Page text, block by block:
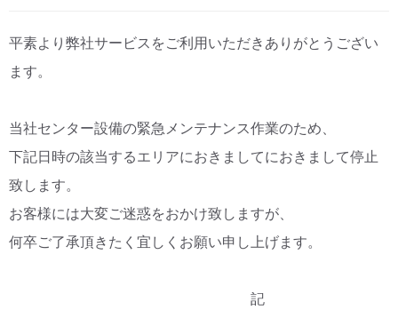
平素より弊社サービスをご利用いただきありがとうござい
ます。
当社センター設備の緊急メンテナンス作業のため、
下記日時の該当するエリアにおきましてにおきまして停止
致します。
お客様には大変ご迷惑をおかけ致しますが、
何卒ご了承頂きたく宜しくお願い申し上げます。
記